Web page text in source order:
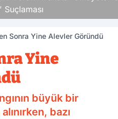
Sonra Yine Alevler Göründü
Yine
büyük bir
bazı